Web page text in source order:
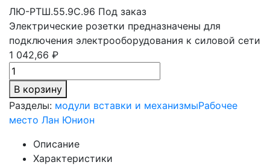
ЛЮ-РТШ.55.9С.96 Под заказ
Электрические розетки предназначены для
подключения электрооборудования к силовой сети
1 042,66 ₽
В корзину
Разделы: модули вставки и механизмыРабочее
место Лан Юнион
Описание
Характеристики